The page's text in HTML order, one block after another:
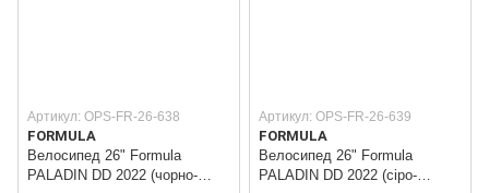
Артикул: OPS-FR-26-638
FORMULA
Велосипед 26" Formula
PALADIN DD 2022 (чорно-
Артикул: OPS-FR-26-639
FORMULA
Велосипед 26" Formula
PALADIN DD 2022 (сіро-